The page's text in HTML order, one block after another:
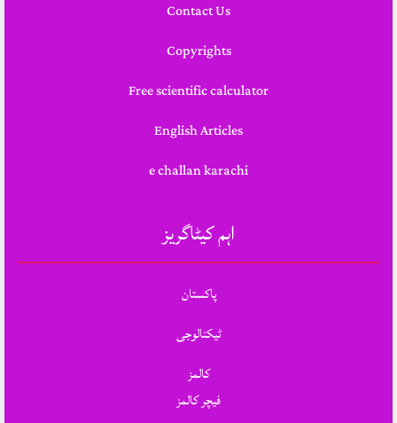
Contact Us
Copyrights
Free scientific calculator
English Articles
e challan karachi
اہم کیٹاگریز
پاکستان
ٹیکنالوجی
کالمز
فیچر کالمز